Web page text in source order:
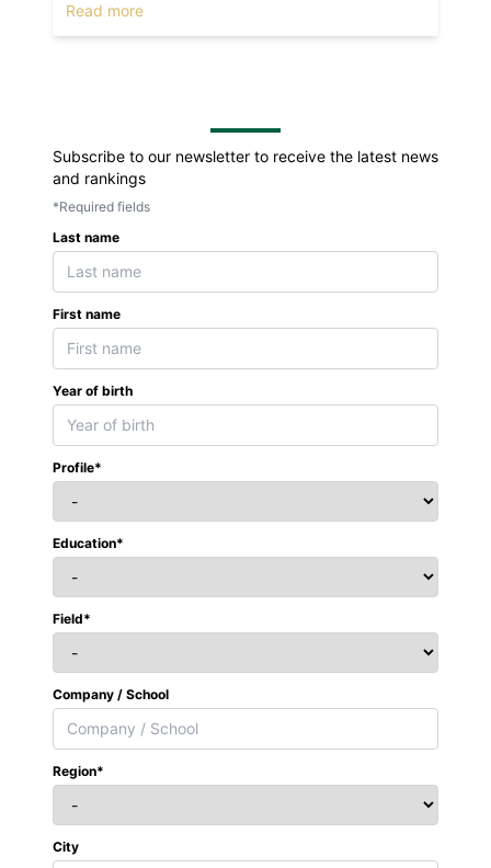
Read more
Subscribe to our newsletter to receive the latest news
and rankings
*Required fields
Last name
First name
Year of birth
Profile*
Education*
Field*
Company / School
Region*
City